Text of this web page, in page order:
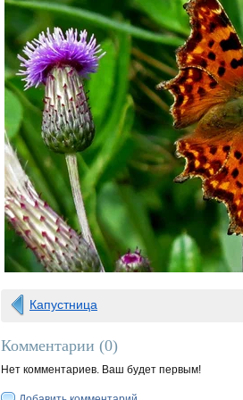
Капустница
Комментарии (0)
Нет комментариев. Ваш будет первым!